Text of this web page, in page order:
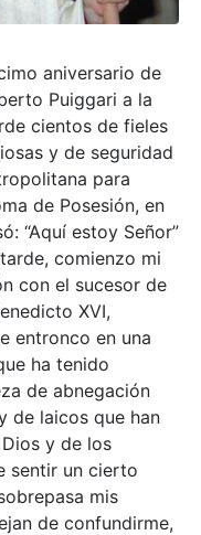
aniversario de
Puiggari a la
cientos de fieles
y de seguridad
para
de Posesión, en
“Aquí estoy Señor”
comienzo mi
con el sucesor de
XVI,
entronco en una
ha tenido
de abnegación
de laicos que han
y de los
sentir un cierto
mis
de confundirme,